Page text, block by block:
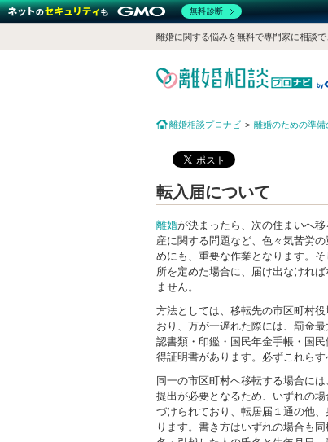
離婚に関する悩みを無料で専門家に相談で
離婚相談プロナビ 離婚のための準
転入届について
離婚が決まったら、次の住まいへ
産に関する問題など、色々気苦労
めにも、重要な作業となります。
所を定めた場合に、届け出なけれ
ません。
方法としては、移転先の市区町村
おり、万が一遅れた際には、罰金
認書類・印鑑・国民年金手帳・国
得証明書があります。必ずこれら
同一の市区町村へ移転する場合に
提出が必要となるため、いずれの
づけられており、転居届１通の他
ります。書き方はいずれの場合も
無料診断